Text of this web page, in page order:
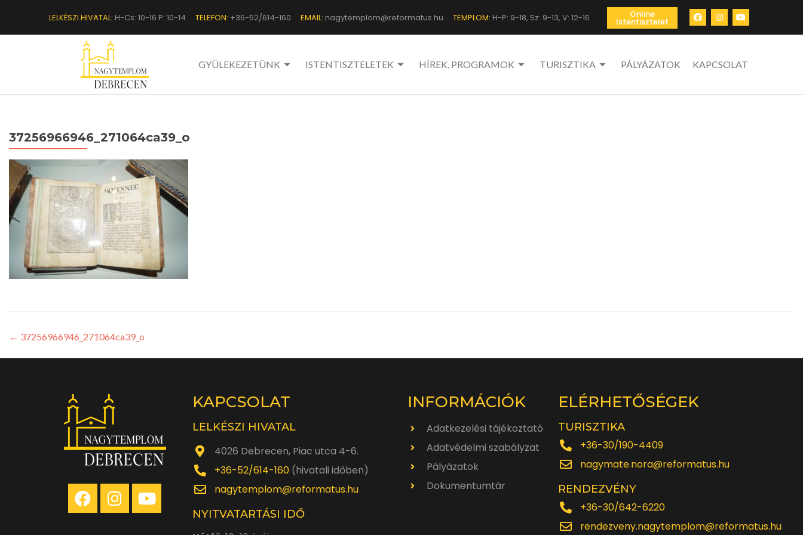
LELKÉSZI HIVATAL: H-Cs: 10-16 P: 10-14 TELEFON: +36-52/614-160 EMAIL: nagytemplom@reformatus.hu TEMPLOM: H-P: 9-18, Sz: 9-13, V: 12-16 Online
Istentisztelet
GYÜLEKEZETÜNK ISTENTISZTELETEK HÍREK, PROGRAMOK TURISZTIKA PÁLYÁZATOK KAPCSOLAT
37256966946_271064ca39_o
← 37256966946_271064ca39_o
KAPCSOLAT
LELKÉSZI HIVATAL
4026 Debrecen, Piac utca 4-6.
+36-52/614-160 (hivatali időben)
nagytemplom@reformatus.hu
NYITVATARTÁSI IDŐ
INFORMÁCIÓK
Adatkezelési tájékoztató
Adatvédelmi szabályzat
Pályázatok
Dokumentumtár
ELÉRHETŐSÉGEK
TURISZTIKA
+36-30/190-4409
nagymate.nora@reformatus.hu
RENDEZVÉNY
+36-30/642-6220
rendezveny.nagytemplom@reformatus.hu